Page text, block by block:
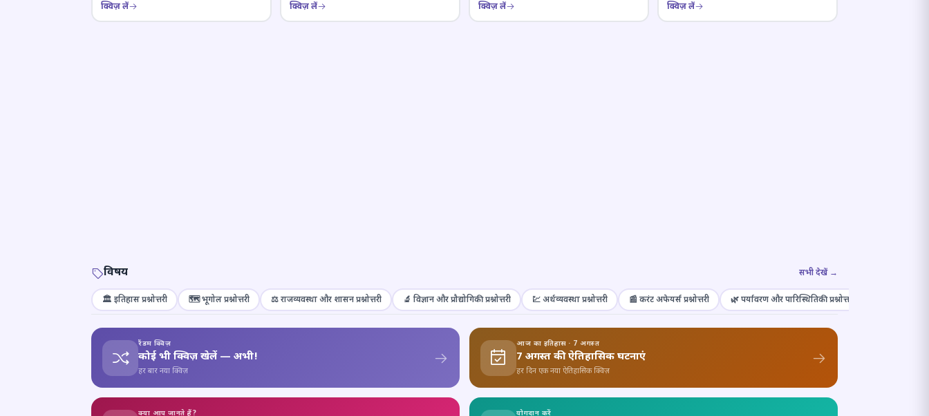
क्विज़ लें
क्विज़ लें
क्विज़ लें
क्विज़ लें
विषय सभी देखें →
🏛️ इतिहास प्रश्नोत्तरी 🗺️ भूगोल प्रश्नोत्तरी ⚖️ राजव्यवस्था और शासन प्रश्नोत्तरी 🔬 विज्ञान और प्रौद्योगिकी प्रश्नोत्तरी 💹 अर्थव्यवस्था प्रश्नोत्तरी 📰 करंट अफेयर्स प्रश्नोत्तरी 🌿 पर्यावरण और पारिस्थितिकी प्रश्नोत्तरी
रैंडम क्विज़
कोई भी क्विज़ खेलें — अभी!
हर बार नया क्विज़
आज का इतिहास · 7 अगस्त
7 अगस्त की ऐतिहासिक घटनाएं
हर दिन एक नया ऐतिहासिक क्विज़
क्या आप जानते हैं? योगदान करें